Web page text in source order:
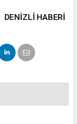
DENIZLI HABERİ